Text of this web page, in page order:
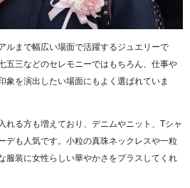
ルまで幅広い場面で活躍するジュエリーで
五三などのセレモニーではもちろん、仕事や
象を演出したい場面にもよく選ばれていま
れる方も増えており、デニムやニット、Tシャ
デも人気です。小粒の真珠ネックレスや一粒
服装に女性らしい華やかさをプラスしてくれ